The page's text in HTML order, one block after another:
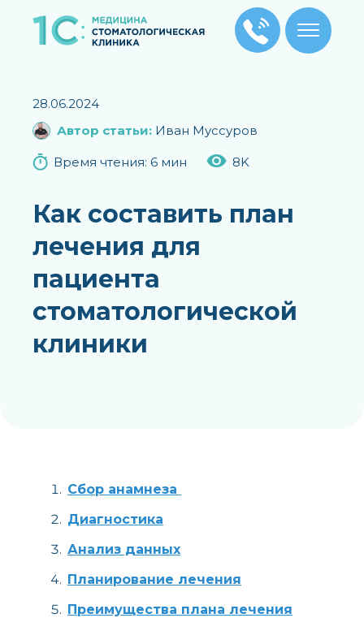
Главная/Блог
Время чтения: 6 мин 8K
Автор статьи: Иван Муссуров
28.06.2024
Как составить план
лечения для
пациента
стоматологической
клиники
Сбор анамнеза
Диагностика
Анализ данных
Планирование лечения
Преимущества плана лечения